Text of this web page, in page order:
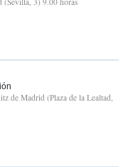
de Madrid (Plaza de la Lealtad,